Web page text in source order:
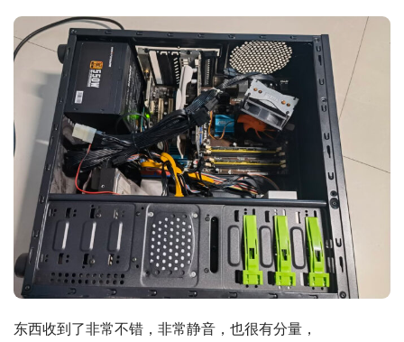
东西收到了非常不错，非常静音，也很有分量，